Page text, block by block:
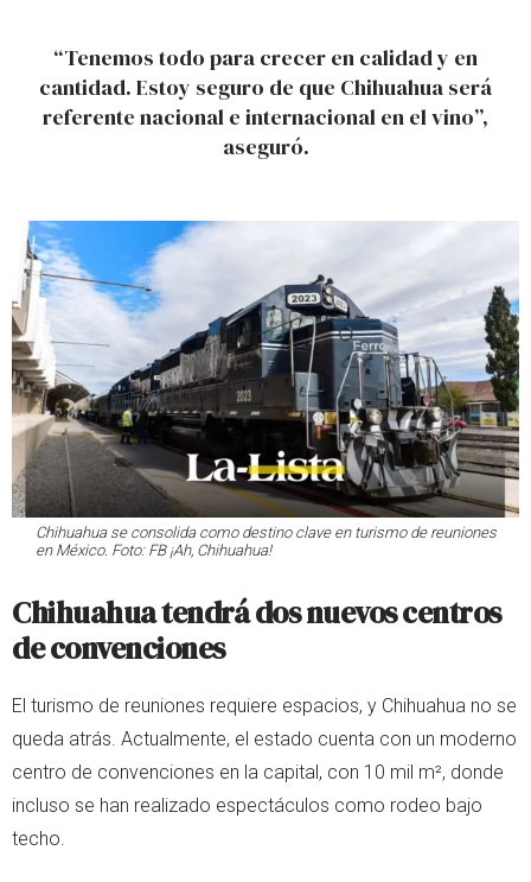
“Tenemos todo para crecer en calidad y en
cantidad. Estoy seguro de que Chihuahua será
referente nacional e internacional en el vino”,
aseguró.
Chihuahua se consolida como destino clave en turismo de reuniones
en México. Foto: FB ¡Ah, Chihuahua!
Chihuahua tendrá dos nuevos centros
de convenciones
El turismo de reuniones requiere espacios, y Chihuahua no se
queda atrás. Actualmente, el estado cuenta con un moderno
centro de convenciones en la capital, con 10 mil m², donde
incluso se han realizado espectáculos como rodeo bajo
techo.